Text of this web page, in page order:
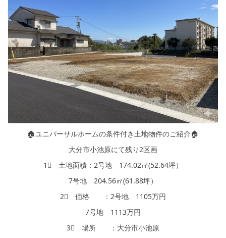
🏠ユニバーサルホームの条件付き土地物件のご紹介🏠
大分市小池原にて残り2区画
1⃣ 土地面積：2号地 174.02㎡(52.64坪）
7号地 204.56㎡(61.88坪）
2⃣ 価格 ：2号地 1105万円
7号地 1113万円
3⃣ 場所 ：大分市小池原